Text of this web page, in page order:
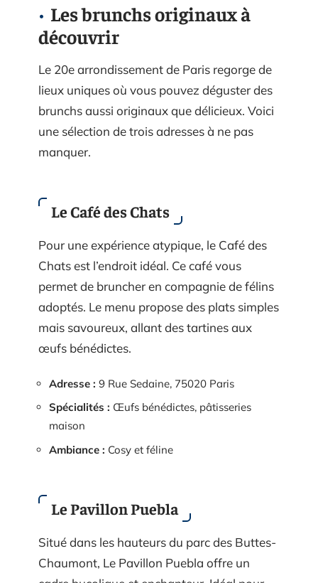
Les brunchs originaux à
découvrir
Le 20e arrondissement de Paris regorge de
lieux uniques où vous pouvez déguster des
brunchs aussi originaux que délicieux. Voici
une sélection de trois adresses à ne pas
manquer.
Le Café des Chats
Pour une expérience atypique, le Café des
Chats est l’endroit idéal. Ce café vous
permet de bruncher en compagnie de félins
adoptés. Le menu propose des plats simples
mais savoureux, allant des tartines aux
œufs bénédictes.
Adresse : 9 Rue Sedaine, 75020 Paris
Spécialités : Œufs bénédictes, pâtisseries
maison
Ambiance : Cosy et féline
Le Pavillon Puebla
Situé dans les hauteurs du parc des Buttes-
Chaumont, Le Pavillon Puebla offre un